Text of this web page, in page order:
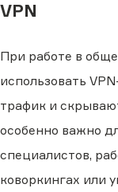
VPN
При работе в
использовать
трафик и
особенно важно
специалистов,
коворкингах или